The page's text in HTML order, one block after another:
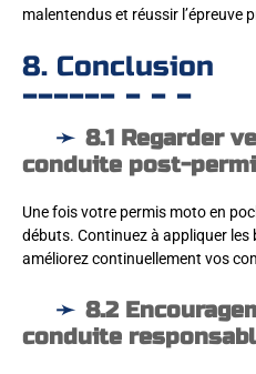
malentendus et réussir l’épreuve
8. Conclusion
8.1 Regarder
conduite post-
Une fois votre permis moto en
débuts. Continuez à appliquer
améliorez continuellement vos
8.2
conduite